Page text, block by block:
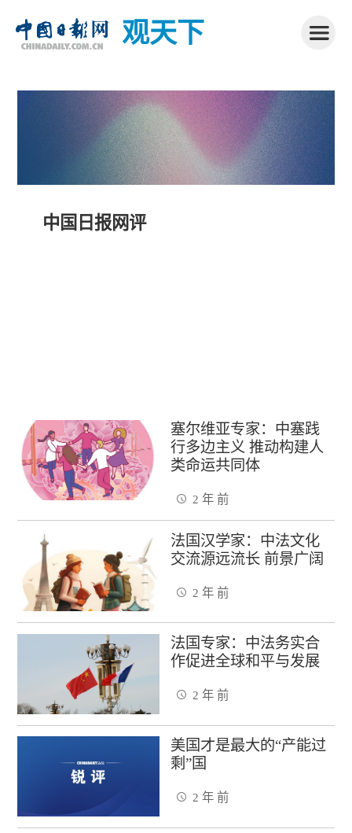
观天下
中国日报网评
塞尔维亚专家：中塞践
行多边主义 推动构建人
类命运共同体
2 年 前
法国汉学家：中法文化
交流源远流长 前景广阔
2 年 前
法国专家：中法务实合
作促进全球和平与发展
2 年 前
美国才是最大的“产能过
剩”国
2 年 前